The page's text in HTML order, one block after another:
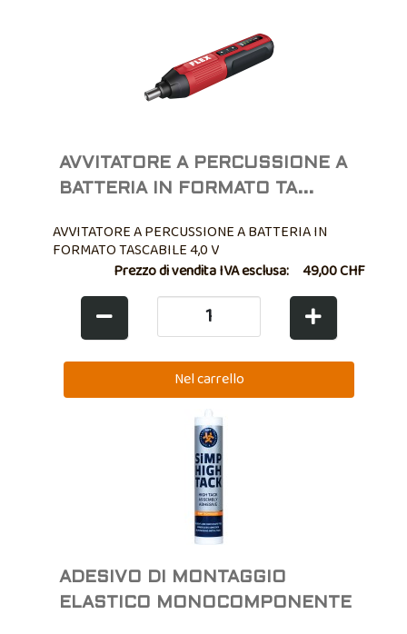
AVVITATORE A PERCUSSIONE A
BATTERIA IN FORMATO TA...
AVVITATORE A PERCUSSIONE A BATTERIA IN
FORMATO TASCABILE 4,0 V
Prezzo di vendita IVA esclusa: 49,00 CHF
ADESIVO DI MONTAGGIO
ELASTICO MONOCOMPONENTE